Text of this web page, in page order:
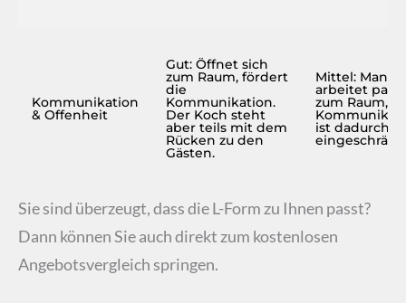
Kommunikation
& Offenheit
Gut: Öffnet sich
zum Raum, fördert
die
Kommunikation.
Der Koch steht
aber teils mit dem
Rücken zu den
Gästen.
Mittel: Man
arbeitet
zum Raum,
ist dadurch
Sie sind überzeugt, dass die L-Form zu Ihnen passt?
Dann können Sie auch direkt zum kostenlosen
Angebotsvergleich springen.